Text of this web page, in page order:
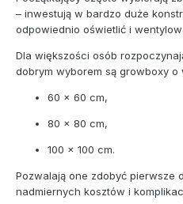
– inwestują w bardzo duże
odpowiednio oświetlić i
Dla większości osób
dobrym wyborem są growboxy o
60 × 60 cm,
80 × 80 cm,
100 × 100 cm.
Pozwalają one zdobyć pierwsze
nadmiernych kosztów i